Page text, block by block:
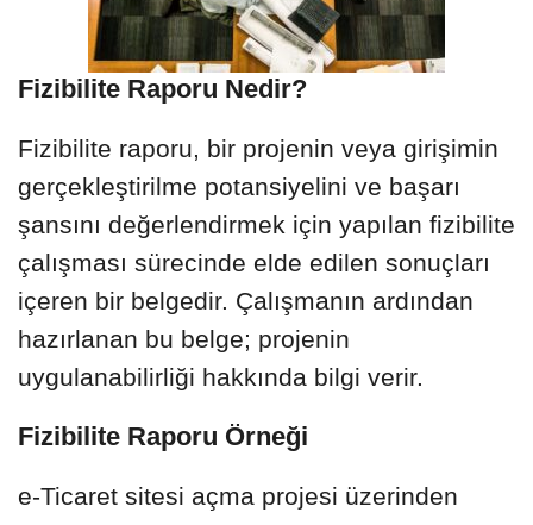
Fizibilite Raporu Nedir?
Fizibilite raporu, bir projenin veya girişimin
gerçekleştirilme potansiyelini ve başarı
şansını değerlendirmek için yapılan fizibilite
çalışması sürecinde elde edilen sonuçları
içeren bir belgedir. Çalışmanın ardından
hazırlanan bu belge; projenin
uygulanabilirliği hakkında bilgi verir.
Fizibilite Raporu Örneği
e-Ticaret sitesi açma projesi üzerinden